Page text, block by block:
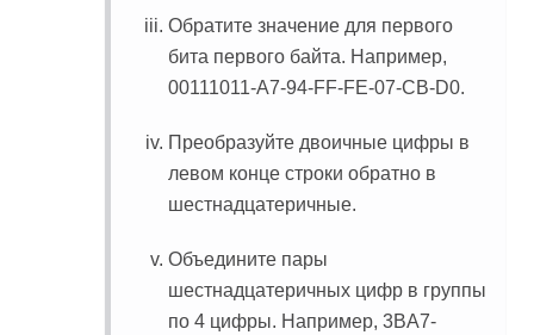
Обратите значение для первого
бита первого байта. Например,
00111011-A7-94-FF-FE-07-CB-D0.
Преобразуйте двоичные цифры в
левом конце строки обратно в
шестнадцатеричные.
Объедините пары
шестнадцатеричных цифр в группы
по 4 цифры. Например, 3BA7-